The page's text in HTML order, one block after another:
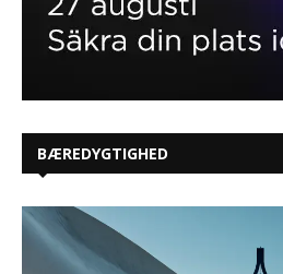
BÆREDYGTIGHED